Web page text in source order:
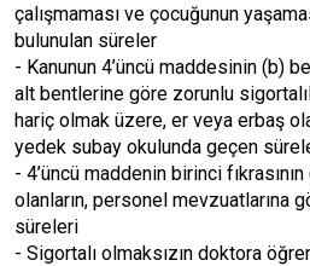
çalışmaması ve çocuğunun
bulunulan süreler
- Kanunun 4’üncü maddesinin (b)
alt bentlerine göre zorunlu
hariç olmak üzere, er veya erbaş
yedek subay okulunda geçen
- 4’üncü maddenin birinci
olanların, personel mevzuatlarına
süreleri
- Sigortalı olmaksızın doktora